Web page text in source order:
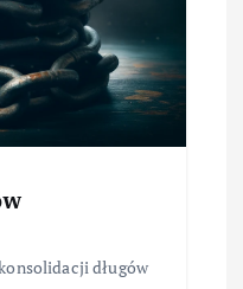
długów